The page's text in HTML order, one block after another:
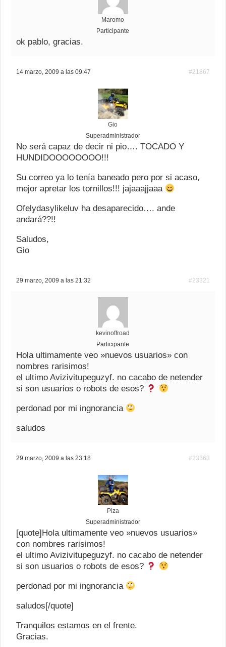
Maromo
Participante
ok pablo, gracias.
14 marzo, 2009 a las 09:47 #21867
Gio
Superadministrador
No será capaz de decir ni pio…. TOCADO Y
HUNDIDOOOOOOOO!!!
Su correo ya lo tenía baneado pero por si acaso,
mejor apretar los tornillos!!! jajaaajjaaa
Ofelydasylikeluv ha desaparecido…. ande
andará??!!
Saludos,
Gio
29 marzo, 2009 a las 21:32 #23321
kevinoffroad
Participante
Hola ultimamente veo »nuevos usuarios» con
nombres rarisimos!
el ultimo Avizivitupeguzyf. no cacabo de netender
si son usuarios o robots de esos?
perdonad por mi ingnorancia
saludos
29 marzo, 2009 a las 23:18 #23363
Piza
Superadministrador
[quote]Hola ultimamente veo »nuevos usuarios»
con nombres rarisimos!
el ultimo Avizivitupeguzyf. no cacabo de netender
si son usuarios o robots de esos?
perdonad por mi ingnorancia
saludos[/quote]
Tranquilos estamos en el frente.
Gracias.